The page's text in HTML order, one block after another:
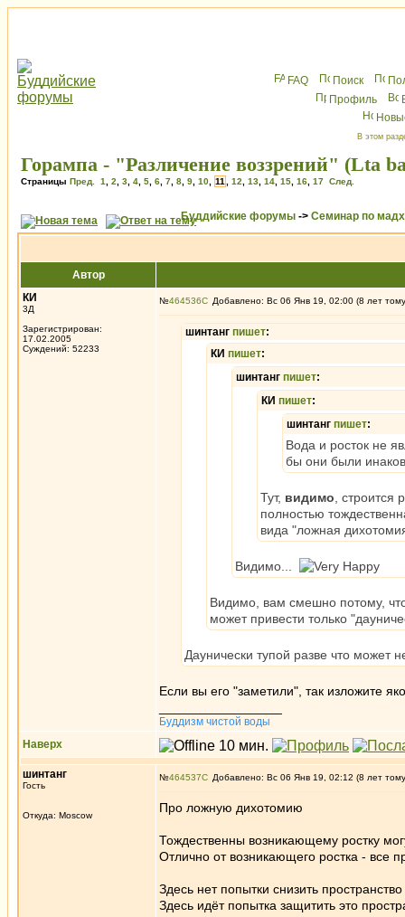
FAQ Поиск
Профиль
В этом
Горампа - "Различение воззрений" (Lta
Страницы Пред. 1 2 3 4 5 6 7 8 9 10 11 12 13 14 15 16 17 След.
Буддийские форумы -> Семинар по
Автор
КИ
3Д
Зарегистрирован:
17.02.2005
Суждений: 52233
№464536 Добавлено: Вс 06 Янв 19, 02:00 (8 лет
шинтанг пишет:
КИ пишет:
шинтанг пишет:
КИ пишет:
шинтанг пишет:
Вода и росток не
бы они были
Тут, видимо ,
полностью
вида "ложная
Видимо...
Видимо, вам смешно потому,
может привести только
Даунически тупой разве что может
Если вы его "заметили", так изложите
Буддизм чистой воды
Наверх
шинтанг
Гость
Откуда: Moscow
№464537 Добавлено: Вс 06 Янв 19, 02:12 (8 лет
Про ложную дихотомию
Тождественны возникающему ростку
Отлично от возникающего ростка - все
Здесь нет попытки снизить
Здесь идёт попытка защитить это